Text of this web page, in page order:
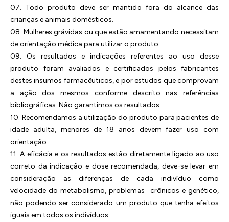
07. Todo produto deve ser mantido fora do alcance das
crianças e animais domésticos.
08. Mulheres grávidas ou que estão amamentando necessitam
de orientação médica para utilizar o produto.
09. Os resultados e indicações referentes ao uso desse
produto foram avaliados e certificados pelos fabricantes
destes insumos farmacêuticos, e por estudos que comprovam
a ação dos mesmos conforme descrito nas referências
bibliográficas. Não garantimos os resultados.
10. Recomendamos a utilização do produto para pacientes de
idade adulta, menores de 18 anos devem fazer uso com
orientação.
11. A eficácia e os resultados estão diretamente ligado ao uso
correto da indicação e dose recomendada, deve-se levar em
consideração as diferenças de cada indivíduo como
velocidade do metabolismo, problemas crônicos e genético,
não podendo ser considerado um produto que tenha efeitos
iguais em todos os indivíduos.